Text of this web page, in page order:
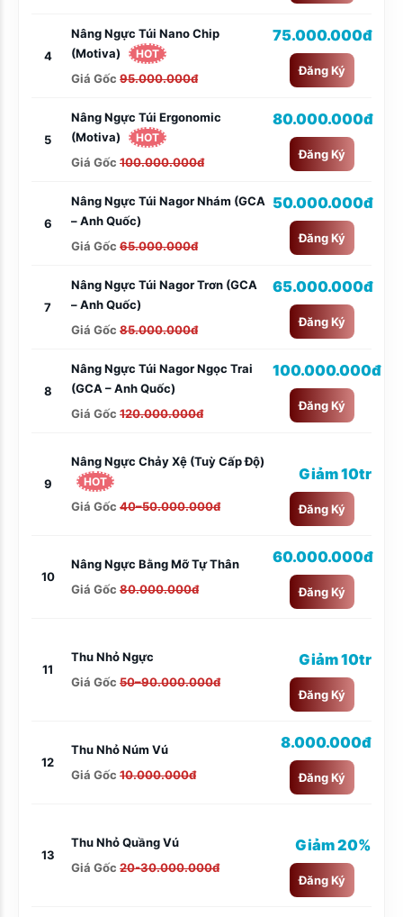
4
Nâng Ngực Túi Nano Chip
(Motiva)
HOT
Giá Gốc 95.000.000đ
75.000.000đ
Đăng Ký
5
Nâng Ngực Túi Ergonomic
(Motiva)
HOT
Giá Gốc 100.000.000đ
80.000.000đ
Đăng Ký
6
Nâng Ngực Túi Nagor Nhám (GCA
– Anh Quốc)
Giá Gốc 65.000.000đ
50.000.000đ
Đăng Ký
7
Nâng Ngực Túi Nagor Trơn (GCA
– Anh Quốc)
Giá Gốc 85.000.000đ
65.000.000đ
Đăng Ký
8
Nâng Ngực Túi Nagor Ngọc Trai
(GCA – Anh Quốc)
Giá Gốc 120.000.000đ
100.000.000đ
Đăng Ký
9
Nâng Ngực Chảy Xệ (tuỳ Cấp Độ)
HOT
Giá Gốc 40–50.000.000đ
Giảm 10tr
Đăng Ký
10
Nâng Ngực Bằng Mỡ Tự Thân
Giá Gốc 80.000.000đ
60.000.000đ
Đăng Ký
11
Thu Nhỏ Ngực
Giá Gốc 50–90.000.000đ
Giảm 10tr
Đăng Ký
12
Thu Nhỏ Núm Vú
Giá Gốc 10.000.000đ
8.000.000đ
Đăng Ký
13
Thu Nhỏ Quầng Vú
Giá Gốc 20-30.000.000đ
Giảm 20%
Đăng Ký